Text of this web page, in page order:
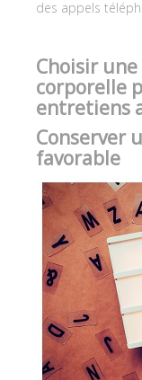
des appels
Choisir
corporelle
entretiens
Conserver
favorable